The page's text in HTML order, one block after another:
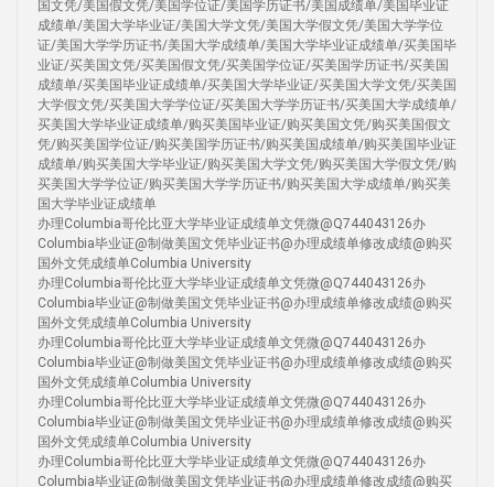
国文凭/美国假文凭/美国学位证/美国学历证书/美国成绩单/美国毕业证
成绩单/美国大学毕业证/美国大学文凭/美国大学假文凭/美国大学学位
证/美国大学学历证书/美国大学成绩单/美国大学毕业证成绩单/买美国毕
业证/买美国文凭/买美国假文凭/买美国学位证/买美国学历证书/买美国
成绩单/买美国毕业证成绩单/买美国大学毕业证/买美国大学文凭/买美国
大学假文凭/买美国大学学位证/买美国大学学历证书/买美国大学成绩单/
买美国大学毕业证成绩单/购买美国毕业证/购买美国文凭/购买美国假文
凭/购买美国学位证/购买美国学历证书/购买美国成绩单/购买美国毕业证
成绩单/购买美国大学毕业证/购买美国大学文凭/购买美国大学假文凭/购
买美国大学学位证/购买美国大学学历证书/购买美国大学成绩单/购买美
国大学毕业证成绩单
办理Columbia哥伦比亚大学毕业证成绩单文凭微@Q744043126办
Columbia毕业证@制做美国文凭毕业证书@办理成绩单修改成绩@购买
国外文凭成绩单Columbia University
办理Columbia哥伦比亚大学毕业证成绩单文凭微@Q744043126办
Columbia毕业证@制做美国文凭毕业证书@办理成绩单修改成绩@购买
国外文凭成绩单Columbia University
办理Columbia哥伦比亚大学毕业证成绩单文凭微@Q744043126办
Columbia毕业证@制做美国文凭毕业证书@办理成绩单修改成绩@购买
国外文凭成绩单Columbia University
办理Columbia哥伦比亚大学毕业证成绩单文凭微@Q744043126办
Columbia毕业证@制做美国文凭毕业证书@办理成绩单修改成绩@购买
国外文凭成绩单Columbia University
办理Columbia哥伦比亚大学毕业证成绩单文凭微@Q744043126办
Columbia毕业证@制做美国文凭毕业证书@办理成绩单修改成绩@购买